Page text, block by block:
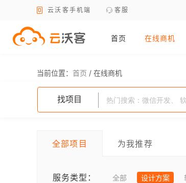
云沃客手机端 客服
首页 在线商机
当前位置： 首页 / 在线商机
找项目
全部项目 为我推荐
服务类型： 全部 设计方案